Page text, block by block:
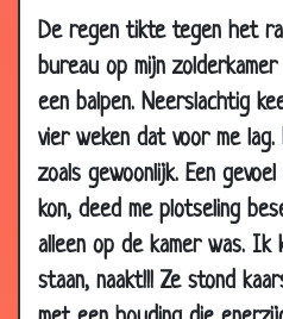
De regen tikte tegen het
bureau op mijn
een balpen. Neerslachtig
vier weken dat voor me
zoals gewoonlijk. Een
kon, deed me plotseling
alleen op de kamer was. Ik
staan, naakt!!! Ze stond
18 Feb
2008
Ben m'n vrouw kwijt
15 Feb
2008
Vroeger...
15 Feb
2008
Helemaal fout!
15 Feb
2008
Echte Cowboy
13 Feb
Filosofisch uitje